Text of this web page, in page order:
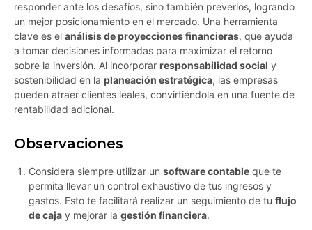
responder ante los desafíos, sino también preverlos, logrando
un mejor posicionamiento en el mercado. Una herramienta
clave es el análisis de proyecciones financieras, que ayuda
a tomar decisiones informadas para maximizar el retorno
sobre la inversión. Al incorporar responsabilidad social y
sostenibilidad en la planeación estratégica, las empresas
pueden atraer clientes leales, convirtiéndola en una fuente de
rentabilidad adicional.
Observaciones
Considera siempre utilizar un software contable que te
permita llevar un control exhaustivo de tus ingresos y
gastos. Esto te facilitará realizar un seguimiento de tu flujo
de caja y mejorar la gestión financiera.